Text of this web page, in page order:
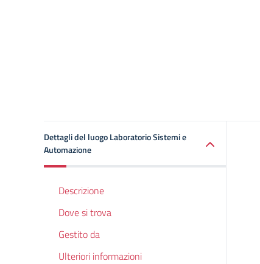
Dettagli del luogo Laboratorio Sistemi e
Automazione
Descrizione
Dove si trova
Gestito da
Ulteriori informazioni